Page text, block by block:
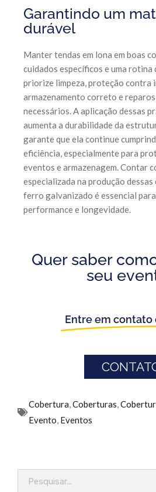
Garantindo um
durável
Manter tendas em lona em boas
cuidados específicos e uma rotina
priorize limpeza, proteção contra
armazenamento correto e
necessários. A aplicação dessas
aumenta a durabilidade da
garante que ela continue
eficiência, especialmente para
eventos e armazenagem. Contar
especializada na produção
ferro galvanizado é essencial
performance e longevidade.
Quer saber
seu
Entre em contato
Cobertura,Coberturas,
Evento, Eventos